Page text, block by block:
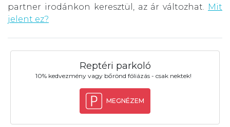
partner irodánkon keresztül, az ár változhat.
Mit
jelent ez?
Reptéri parkoló
10% kedvezmény vagy bőrönd fóliázás - csak nektek!
MEGNÉZEM